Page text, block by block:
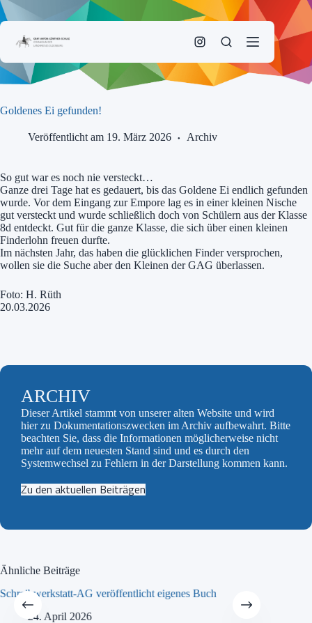
Zum
Inhalt
Goldenes Ei gefunden!
Veröffentlicht am 19. März 2026 Archiv
So gut war es noch nie versteckt…
Ganze drei Tage hat es gedauert, bis das Goldene Ei endlich gefunden
wurde. Vor dem Eingang zur Empore lag es in einer kleinen Nische
gut versteckt und wurde schließlich doch von Schülern aus der Klasse
8d entdeckt. Gut für die ganze Klasse, die sich über einen kleinen
Finderlohn freuen durfte.
Im nächsten Jahr, das haben die glücklichen Finder versprochen,
wollen sie die Suche aber den Kleinen der GAG überlassen.
Foto: H. Rüth
20.03.2026
ARCHIV
Dieser Artikel stammt von unserer alten Website und wird
hier zu Dokumentationszwecken im Archiv aufbewahrt. Bitte
beachten Sie, dass die Informationen möglicherweise nicht
mehr auf dem neuesten Stand sind und es durch den
Systemwechsel zu Fehlern in der Darstellung kommen kann.
Zu den aktuellen Beiträgen
Ähnliche Beiträge
Schreibwerkstatt-AG veröffentlicht eigenes Buch
24. April 2026